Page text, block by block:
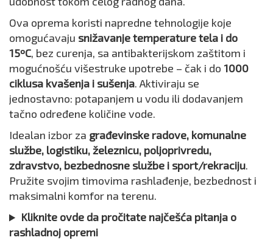
Ova oprema koristi napredne tehnologije koje
omogućavaju snižavanje temperature tela i do
15ºC, bez curenja, sa antibakterijskom zaštitom i
mogućnošću višestruke upotrebe – čak i do 1000
ciklusa kvašenja i sušenja. Aktiviraju se
jednostavno: potapanjem u vodu ili dodavanjem
tačno određene količine vode.
Idealan izbor za građevinske radove, komunalne
službe, logistiku, železnicu, poljoprivredu,
zdravstvo, bezbednosne službe i sport/rekraciju.
Pružite svojim timovima rashlađenje, bezbednost i
maksimalni komfor na terenu.
Kliknite ovde da pročitate najčešća pitanja o
rashladnoj opremi